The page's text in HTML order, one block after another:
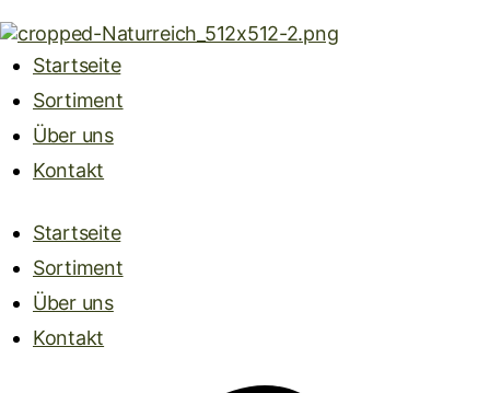
Startseite
Sortiment
Über uns
Kontakt
Startseite
Sortiment
Über uns
Kontakt